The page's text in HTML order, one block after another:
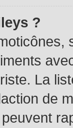
?
La
de